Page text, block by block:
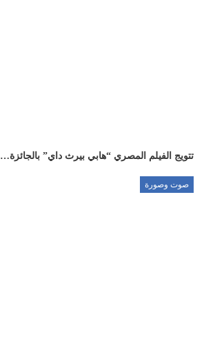
تتويج الفيلم المصري “هابي بيرث داي” بالجائزة…
صوت وصورة